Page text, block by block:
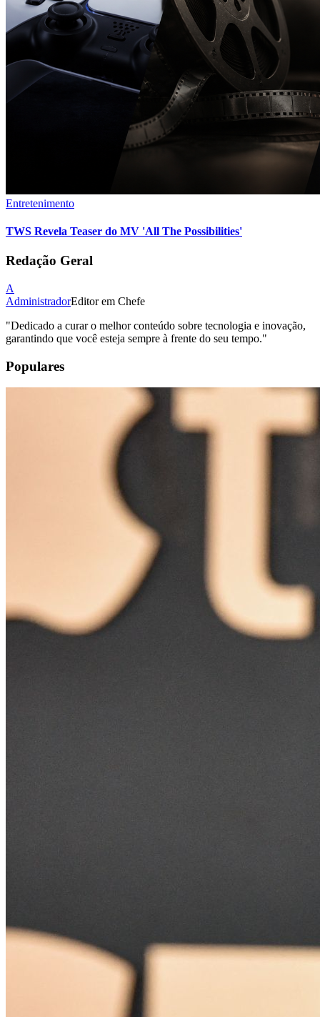
Entretenimento
TWS Revela Teaser do MV 'All The Possibilities'
Redação Geral
A
AdministradorEditor em Chefe
"Dedicado a curar o melhor conteúdo sobre tecnologia e inovação,
garantindo que você esteja sempre à frente do seu tempo."
Populares